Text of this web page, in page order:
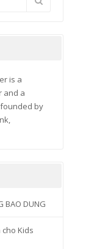
is a
and a
by
BAO DUNG
Kids